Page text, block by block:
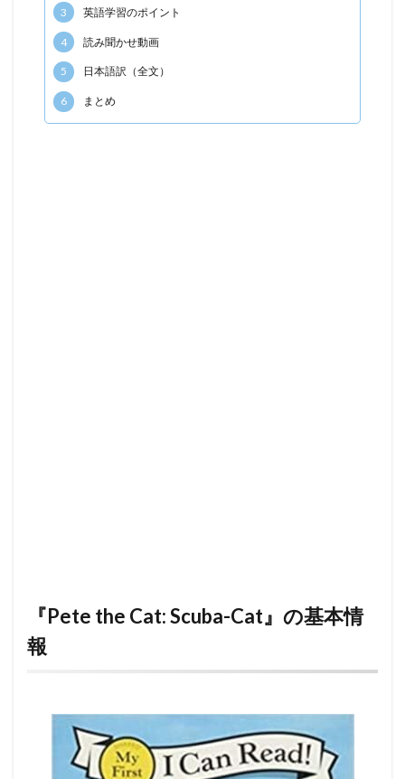
3 英語学習のポイント
4 読み聞かせ動画
5 日本語訳（全文）
6 まとめ
『Pete the Cat: Scuba-Cat』の基本情
報